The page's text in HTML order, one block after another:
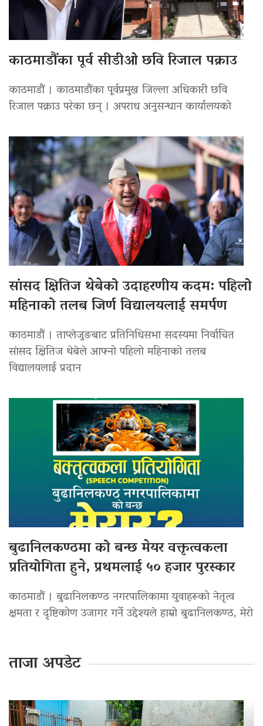
काठमाडौंका पूर्व सीडीओ छवि रिजाल पक्राउ
काठमाडौं । काठमाडौंका पूर्वप्रमुख जिल्ला अधिकारी छवि
रिजाल पक्राउ परेका छन् । अपराध अनुसन्धान कार्यालयको
सांसद क्षितिज थेबेको उदाहरणीय कदम: पहिलो
महिनाको तलब जिर्ण विद्यालयलाई समर्पण
काठमाडौं । ताप्लेजुङबाट प्रतिनिधिसभा सदस्यमा निर्वाचित
सांसद क्षितिज थेबेले आफ्नो पहिलो महिनाको तलब
विद्यालयलाई प्रदान
बुढानिलकण्ठमा को बन्छ मेयर वक्तृत्वकला
प्रतियोगिता हुने, प्रथमलाई ५० हजार पुरस्कार
काठमाडौं । बुढानिलकण्ठ नगरपालिकामा युवाहरूको नेतृत्व
क्षमता र दृष्टिकोण उजागर गर्ने उद्देश्यले हाम्रो बुढानिलकण्ठ, मेरो
ताजा अपडेट